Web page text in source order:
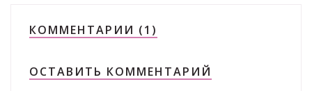
КОММЕНТАРИИ (1)
ОСТАВИТЬ КОММЕНТАРИЙ